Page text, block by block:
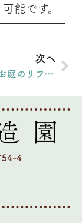
能です。
次へ
【茨木市】お庭のリフォーム工事②｜W様邸（2026年3月）
54-4